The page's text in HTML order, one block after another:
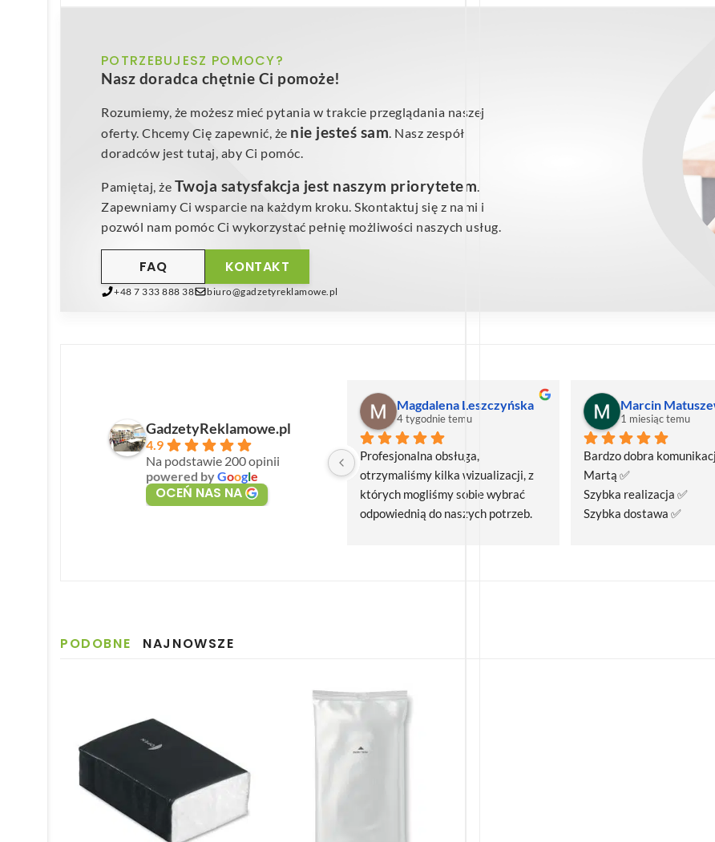
POTRZEBUJESZ POMOCY?
Nasz doradca chętnie Ci pomoże!
Rozumiemy, że możesz mieć pytania w trakcie przeglądania naszej
oferty. Chcemy Cię zapewnić, że nie jesteś sam. Nasz zespół
doradców jest tutaj, aby Ci pomóc.
Pamiętaj, że Twoja satysfakcja jest naszym priorytetem.
Zapewniamy Ci wsparcie na każdym kroku. Skontaktuj się z nami i
pozwól nam pomóc Ci wykorzystać pełnię możliwości naszych usług.
KONTAKT
FAQ
+48 7 333 888 38 biuro@gadzetyreklamowe.pl
GadzetyReklamowe.pl
4.9
Na podstawie 200 opinii
powered byGoogle
OCEŃ NAS NA
Magdalena Leszczyńska
4 tygodnie temu
Profesjonalna obsługa,
otrzymaliśmy kilka wizualizacji, z
których mogliśmy sobie wybrać
odpowiednią do naszych potrzeb.
Marcin
1 miesiąc temu
Bardzo dobra
Martą ✅
Szybka realizacja ✅
Szybka dostawa ✅
PODOBNE NAJNOWSZE